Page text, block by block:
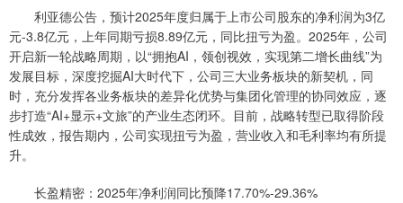
利亚德公告，预计2025年度归属于上市公司股东的净利润为3亿
元-3.8亿元，上年同期亏损8.89亿元，同比扭亏为盈。2025年，公司
开启新一轮战略周期，以“拥抱AI，领创视效，实现第二增长曲线”为
发展目标，深度挖掘AI大时代下，公司三大业务板块的新契机，同
时，充分发挥各业务板块的差异化优势与集团化管理的协同效应，逐
步打造“AI+显示+文旅”的产业生态闭环。目前，战略转型已取得阶段
性成效，报告期内，公司实现扭亏为盈，营业收入和毛利率均有所提
升。
长盈精密：2025年净利润同比预降17.70%-29.36%